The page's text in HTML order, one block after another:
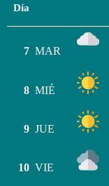
Día
7 MAR
8 MIÉ
9 JUE
10 VIE